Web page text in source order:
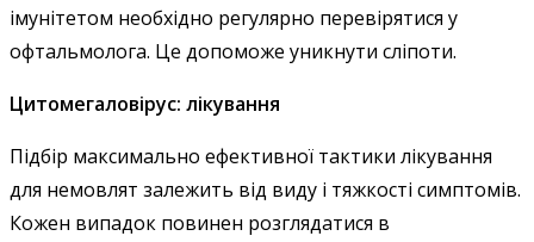
імунітетом необхідно регулярно перевірятися у
офтальмолога. Це допоможе уникнути сліпоти.
Цитомегаловірус: лікування
Підбір максимально ефективної тактики лікування
для немовлят залежить від виду і тяжкості симптомів.
Кожен випадок повинен розглядатися в